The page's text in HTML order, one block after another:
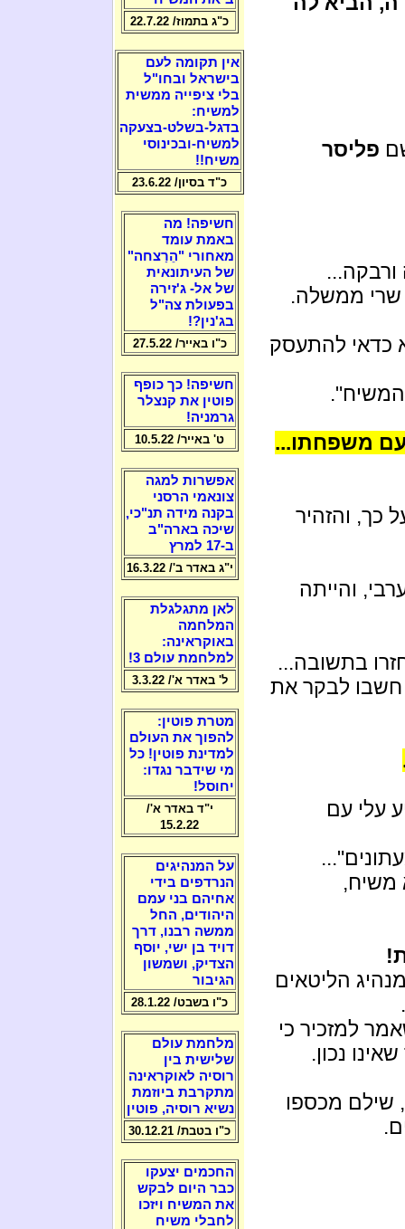
פליסר
ורבקה...
שרי ממשלה.
כדאי להתעסק
משפחתו...
כך, והזהיר
והייתה
בתשובה...
חשבו לבקר את
עלי עם
משיח,
הליטאים
למזכיר כי
נכון.
שילם מכספו
כ"ג בתמוז/ 22.7.22
אין תקומה לעם
בישראל ובחו"ל
בלי ציפייה ממשית
למשיח:
בדגל-בשלט-בצעקה
למשיח-ובכינוסי
משיח!!
כ"ד בסיון/ 23.6.22
חשיפה! מה
באמת עומד
מאחורי "הֵרַצחה"
של העיתונאית
של אל- ג'זירה
בפעולת צה"ל
בג'נין?!
כ"ו באייר/ 27.5.22
חשיפה! כך כופף
פוטין את קנצלר
גרמניה!
ט' באייר/ 10.5.22
אפשרות למגה
צונאמי הרסני
בקנה מידה תנ"כי,
שיכה בארה"ב
ב-17 למרץ
י"ג באדר ב'/ 16.3.22
לאן מתגלגלת
המלחמה
באוקראינה:
למלחמת עולם 3!
ל' באדר א'/ 3.3.22
מטרת פוטין:
להפוך את העולם
למדינת פוטין! כל
מי שידבר נגדו:
יחוסל!
י"ד באדר א'/
15.2.22
על המנהיגים
הנרדפים בידי
אחיהם בני עמם
היהודים, החל
ממשה רבנו, דרך
דויד בן ישי, יוסף
הצדיק, ושמשון
הגיבור
כ"ו בשבט/ 28.1.22
מלחמת עולם
שלישית בין
רוסיה לאוקראינה
מתקרבת ביוזמת
נשיא רוסיה, פוטין
כ"ו בטבת/ 30.12.21
החכמים יצעקו
כבר היום לבקש
את המשיח ויזכו
לחבלי משיח